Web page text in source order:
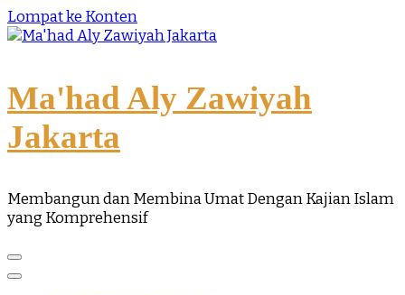
Lompat ke Konten
Ma'had Aly Zawiyah
Jakarta
Membangun dan Membina Umat Dengan Kajian Islam
yang Komprehensif